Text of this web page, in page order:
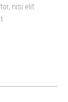
nisi elit